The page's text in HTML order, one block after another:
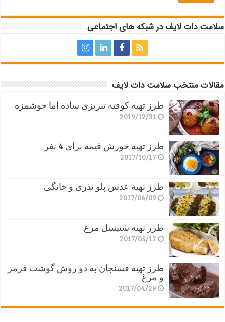
سلامت دات لایف در شبکه های اجتماعی
مقالات منتخب سلامت دات لایف
طرز تهیه کوفته تبریزی ساده اما خوشمزه
2019/12/31
طرز تهیه خورش قیمه برای 4 نفر
2017/10/17
طرز تهیه عدس پلو نذری و خانگی
2017/06/09
طرز تهیه شنیسل مرغ
2017/05/12
طرز تهیه فسنجان به دو روش گوشت قرمز
و مرغ
2017/04/29